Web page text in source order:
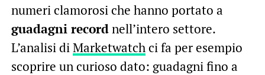
numeri clamorosi che hanno portato a
guadagni recordnell’intero settore.
L’analisi diMarketwatchci fa per esempio
scoprire un curioso dato: guadagni fino a